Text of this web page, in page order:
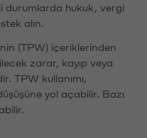
durumlarda hukuk, vergi
alın.
(TPW) içeriklerinden
zarar, kayıp veya
TPW kullanımı,
yol açabilir. Bazı